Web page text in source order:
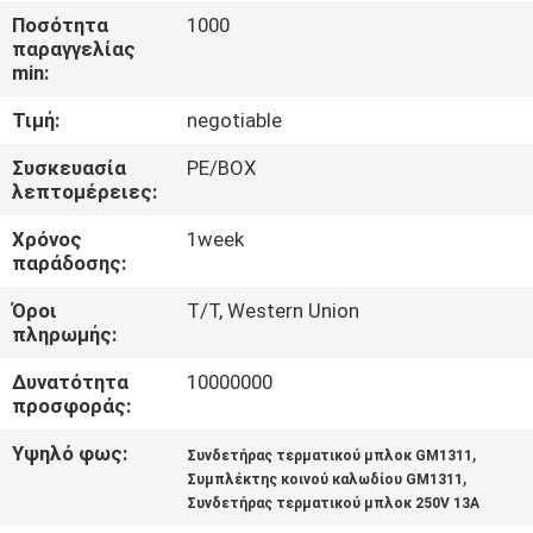
ΈΛΕΓΧΟΣ
ΕΛΆΤΕ
ΣΕ
ΕΠΑΦΉ
ΜΕ
ΖΗΤΉΣΤΕ
ΈΝΑ
ΑΠΌΣΠΑΣΜΑ
Ποσότητα
παραγγελίας
min:
1000
Τιμή:
negotiable
Συσκευασία
λεπτομέρειες:
PE/BOX
Χρόνος
παράδοσης:
1week
Όροι
πληρωμής:
T/T, Western Union
Δυνατότητα
προσφοράς:
10000000
Υψηλό φως: Συνδετήρας τερματικού μπλοκ GM1311 ,
Συμπλέκτης κοινού καλωδίου GM1311 ,
Συνδετήρας τερματικού μπλοκ 250V 13A